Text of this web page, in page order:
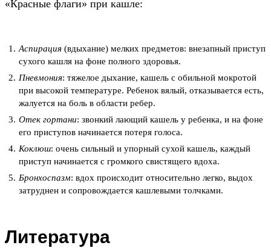
«Красные флаги» при кашле:
Аспирация (вдыхание) мелких предметов: внезапный приступ
сухого кашля на фоне полного здоровья.
Пневмония: тяжелое дыхание, кашель с обильной мокротой
при высокой температуре. Ребенок вялый, отказывается есть,
жалуется на боль в области ребер.
Отек гортани: звонкий лающий кашель у ребенка, и на фоне
его приступов начинается потеря голоса.
Коклюш: очень сильный и упорный сухой кашель, каждый
приступ начинается с громкого свистящего вдоха.
Бронхоспазм: вдох происходит относительно легко, выдох
затруднен и сопровождается кашлевыми толчками.
Литература